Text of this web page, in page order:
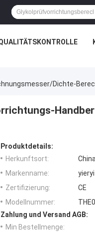
Dichte-
Produktdetails:
Herkunftsort:
Markenname:
yieryi
Zertifizierung:
CE
Modellnummer:
Zahlung und Versand AGB:
Min Bestellmenge: